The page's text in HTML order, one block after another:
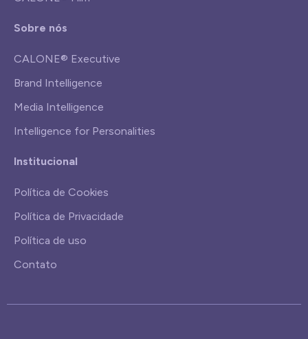
Sobre nós
CALONE® Executive
Brand Intelligence
Media Intelligence
Intelligence for Personalities
Institucional
Política de Cookies
Política de Privacidade
Política de uso
Contato